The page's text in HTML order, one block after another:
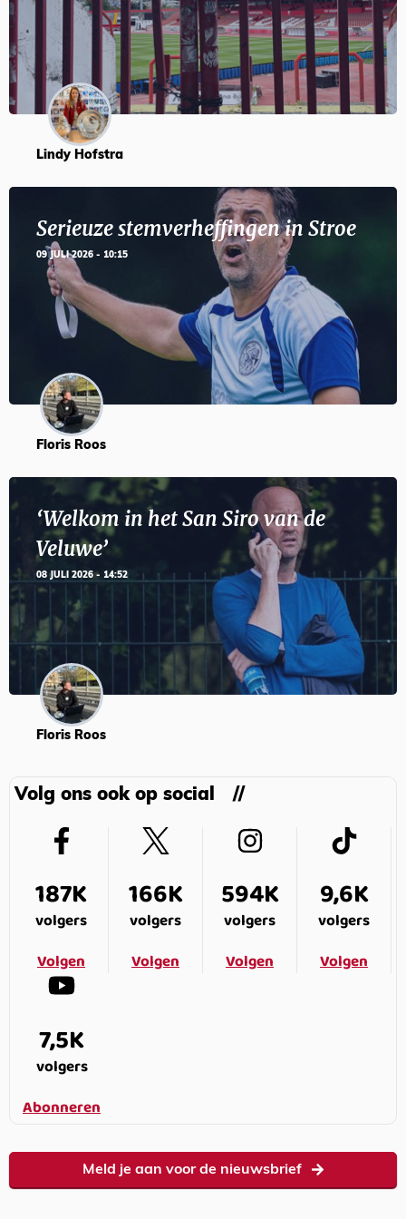
Lindy Hofstra
Serieuze stemverheffingen in Stroe
09 JULI 2026 - 10:15
Floris Roos
‘Welkom in het San Siro van de
Veluwe’
08 JULI 2026 - 14:52
Floris Roos
Volg ons ook op social
187K
volgers
Volgen
166K
volgers
Volgen
594K
volgers
Volgen
9,6K
volgers
Volgen
7,5K
volgers
Abonneren
Meld je aan voor de nieuwsbrief